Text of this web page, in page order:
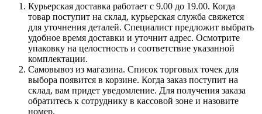
Курьерская доставка работает с 9.00 до 19.00. Когда
товар поступит на склад, курьерская служба свяжется
для уточнения деталей. Специалист предложит выбрать
удобное время доставки и уточнит адрес. Осмотрите
упаковку на целостность и соответствие указанной
комплектации.
Самовывоз из магазина. Список торговых точек для
выбора появится в корзине. Когда заказ поступит на
склад, вам придет уведомление. Для получения заказа
обратитесь к сотруднику в кассовой зоне и назовите
номер.